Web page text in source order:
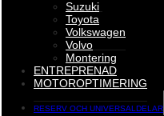
Suzuki
Toyota
Volkswagen
Volvo
Montering
ENTREPRENAD
MOTOROPTIMERING
RESERV OCH UNIVERSALDELAR